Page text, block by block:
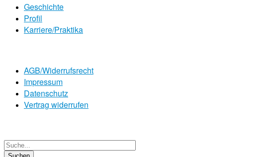
Geschichte
Profil
Karriere/Praktika
AGB/Widerrufsrecht
Impressum
Datenschutz
Vertrag widerrufen